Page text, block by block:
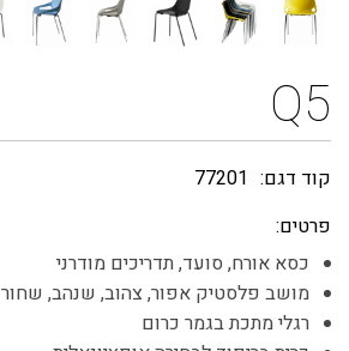
Q5
קוד דגם: 77201
פרטים:
כסא אורח, סועד, תדריכים מודרני
מושב פלסטיק אפור, צהוב, שנהב, שחור
רגלי מתכת בגמר כרום